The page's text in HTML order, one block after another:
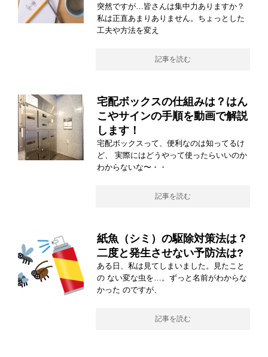
突然ですが…皆さんは集中力ありますか？
私は正直あまりありません。ちょっとした
工夫や方法を変え
記事を読む
宅配ボックスの仕組みは？はん
こやサインの手順を動画で解説
します！
宅配ボックスって、便利なのは知ってるけ
ど、 実際にはどうやって使ったらいいのか
わからないな〜・・
記事を読む
紙魚（シミ）の駆除対策法は？
二度と発生させない予防法は?
ある日、私は見てしまいました。見たこと
の ない変な虫を…。ずっと名前がわからな
かった のですが、
記事を読む